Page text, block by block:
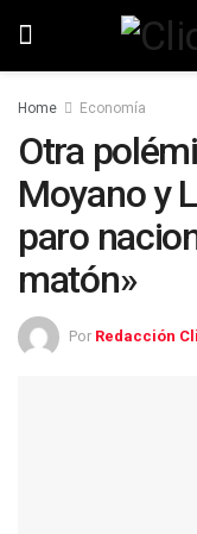
Home Economía
Otra
Moyano y
paro
matón»
Por Redacción